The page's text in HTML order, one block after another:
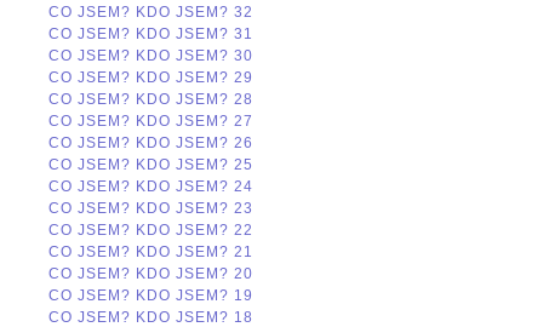
CO JSEM? KDO JSEM? 32
CO JSEM? KDO JSEM? 31
CO JSEM? KDO JSEM? 30
CO JSEM? KDO JSEM? 29
CO JSEM? KDO JSEM? 28
CO JSEM? KDO JSEM? 27
CO JSEM? KDO JSEM? 26
CO JSEM? KDO JSEM? 25
CO JSEM? KDO JSEM? 24
CO JSEM? KDO JSEM? 23
CO JSEM? KDO JSEM? 22
CO JSEM? KDO JSEM? 21
CO JSEM? KDO JSEM? 20
CO JSEM? KDO JSEM? 19
CO JSEM? KDO JSEM? 18